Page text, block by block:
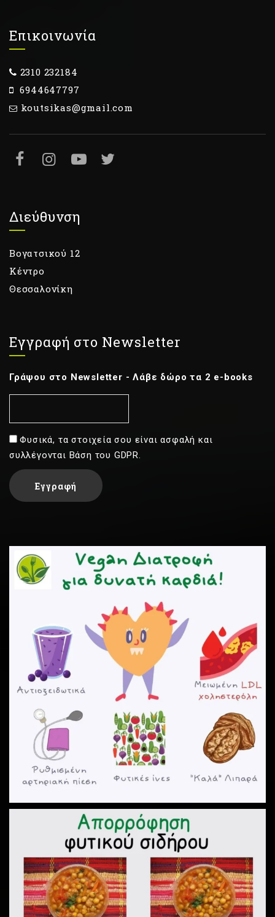
Επικοινωνία
2310 232184
6944647797
koutsikas@gmail.com
Διεύθυνση
Βογατσικού 12
Κέντρο
Θεσσαλονίκη
Εγγραφή στο Newsletter
Γράψου στο Newsletter - Λάβε δώρο τα 2 e-books
Φυσικά, τα στοιχεία σου είναι ασφαλή και
συλλέγονται Βάση του GDPR.